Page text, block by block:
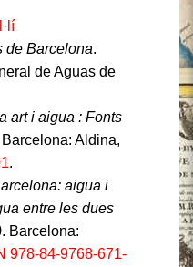
de Barcelona.
de Aguas de
art i aigua : Fonts
Barcelona: Aldina,
.
aigua i
entre les dues
. Barcelona:
978-84-9768-671-